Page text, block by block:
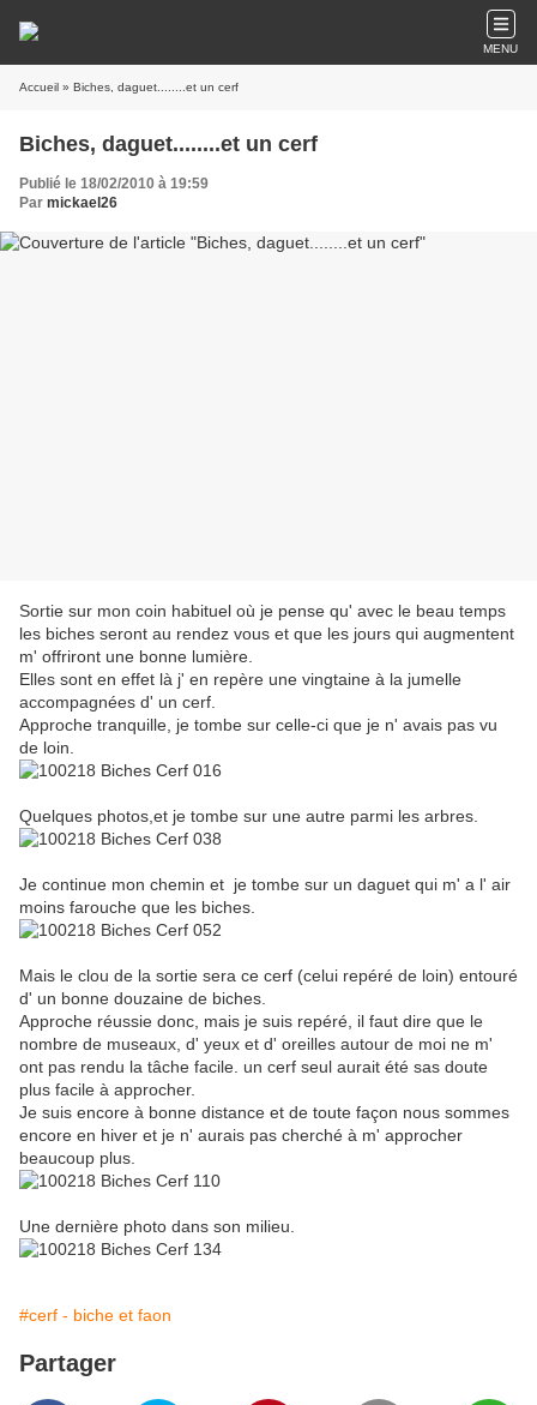
MENU
Accueil » Biches, daguet........et un cerf
Biches, daguet........et un cerf
Publié le 18/02/2010 à 19:59
Par mickael26
Sortie sur mon coin habituel où je pense qu' avec le beau temps
les biches seront au rendez vous et que les jours qui augmentent
m' offriront une bonne lumière.
Elles sont en effet là j' en repère une vingtaine à la jumelle
accompagnées d' un cerf.
Approche tranquille, je tombe sur celle-ci que je n' avais pas vu
de loin.
Quelques photos,et je tombe sur une autre parmi les arbres.
Je continue mon chemin et je tombe sur un daguet qui m' a l' air
moins farouche que les biches.
Mais le clou de la sortie sera ce cerf (celui repéré de loin) entouré
d' un bonne douzaine de biches.
Approche réussie donc, mais je suis repéré, il faut dire que le
nombre de museaux, d' yeux et d' oreilles autour de moi ne m'
ont pas rendu la tâche facile. un cerf seul aurait été sas doute
plus facile à approcher.
Je suis encore à bonne distance et de toute façon nous sommes
encore en hiver et je n' aurais pas cherché à m' approcher
beaucoup plus.
Une dernière photo dans son milieu.
#cerf - biche et faon
Partager